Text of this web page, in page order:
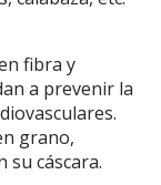
fibra y
a prevenir la
grano,
su cáscara.